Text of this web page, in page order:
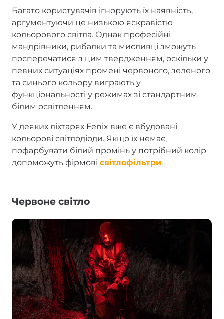
Багато користувачів ігнорують їх наявність,
аргументуючи це низькою яскравістю
кольорового світла. Однак професійні
мандрівники, рибалки та мисливці зможуть
посперечатися з цим твердженням, оскільки у
певних ситуаціях промені червоного, зеленого
та синього кольору виграють у
функціональності у режимах зі стандартним
білим освітленням.
У деяких ліхтарях Fenix вже є вбудовані
кольорові світлодіоди. Якщо їх немає,
пофарбувати білий промінь у потрібний колір
допоможуть фірмові світлофільтри.
Червоне світло